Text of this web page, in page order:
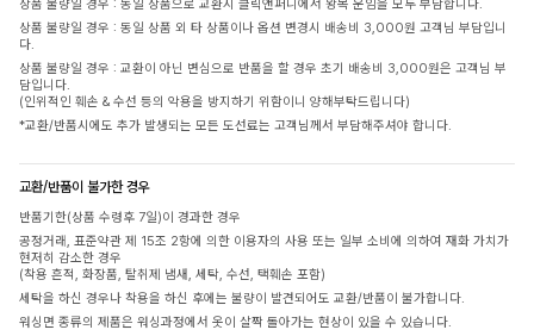
상품 불량일 경우 : 동일 상품으로 교환시 클릭앤퍼니에서 왕복 운임을 모두 부담합니다.
상품 불량일 경우 : 동일 상품 외 타 상품이나 옵션 변경시 배송비 3,000원 고객님 부담입니
다.
상품 불량일 경우 : 교환이 아닌 변심으로 반품을 할 경우 초기 배송비 3,000원은 고객님 부
담입니다.
(인위적인 훼손 & 수선 등의 악용을 방지하기 위함이니 양해부탁드립니다)
*교환/반품시에도 추가 발생되는 모든 도선료는 고객님께서 부담해주셔야 합니다.
교환/반품이 불가한 경우
반품기한(상품 수령후 7일)이 경과한 경우
공정거래, 표준약관 제 15조 2항에 의한 이용자의 사용 또는 일부 소비에 의하여 재화 가치가
현저히 감소한 경우
(착용 흔적, 화장품, 탈취제 냄새, 세탁, 수선, 택훼손 포함)
세탁을 하신 경우나 착용을 하신 후에는 불량이 발견되어도 교환/반품이 불가합니다.
워싱면 종류의 제품은 워싱과정에서 옷이 살짝 돌아가는 현상이 있을 수 있습니다.